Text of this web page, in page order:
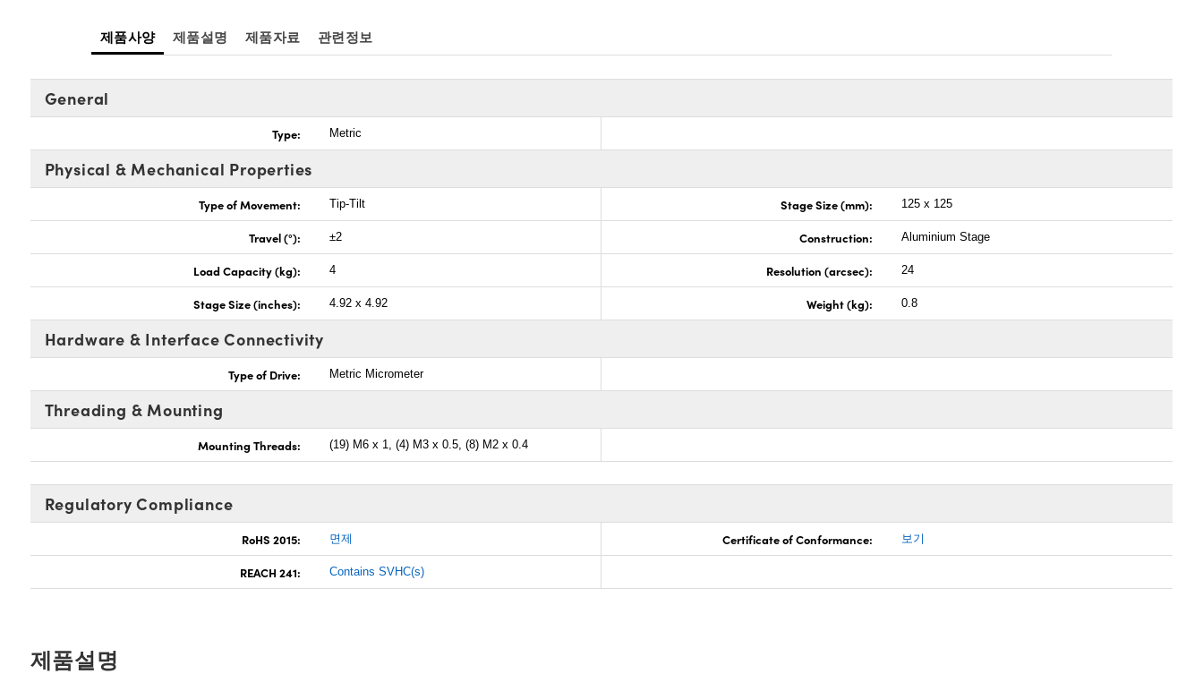
제품사양 제품설명 제품자료 관련정보
General
Type: Metric
Physical & Mechanical Properties
Type of Movement: Tip-Tilt Stage Size (mm): 125 x 125
Travel (°): ±2 Construction: Aluminium Stage
Load Capacity (kg): 4 Resolution (arcsec): 24
Stage Size (inches): 4.92 x 4.92 Weight (kg): 0.8
Hardware & Interface Connectivity
Type of Drive: Metric Micrometer
Threading & Mounting
Mounting Threads: (19) M6 x 1, (4) M3 x 0.5, (8) M2 x 0.4
Regulatory Compliance
RoHS 2015: 면제 Certificate of Conformance: 보기
REACH 241: Contains SVHC(s)
제품설명